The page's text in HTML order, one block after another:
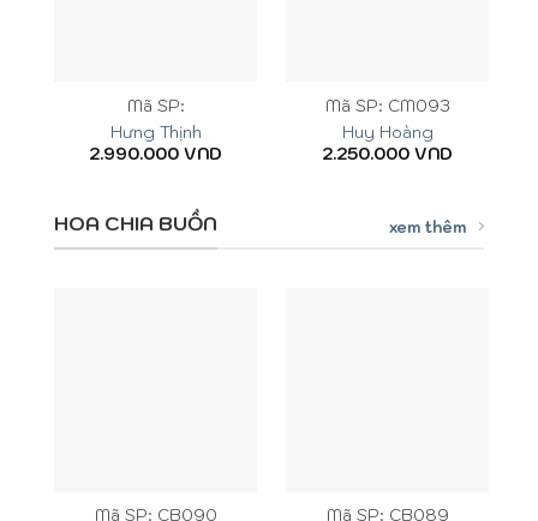
Mã SP:
Hưng Thịnh
2.990.000 VND
Mã SP: CM093
Huy Hoàng
2.250.000 VND
HOA CHIA BUỒN xem thêm
Mã SP: CB090
Mã SP: CB089